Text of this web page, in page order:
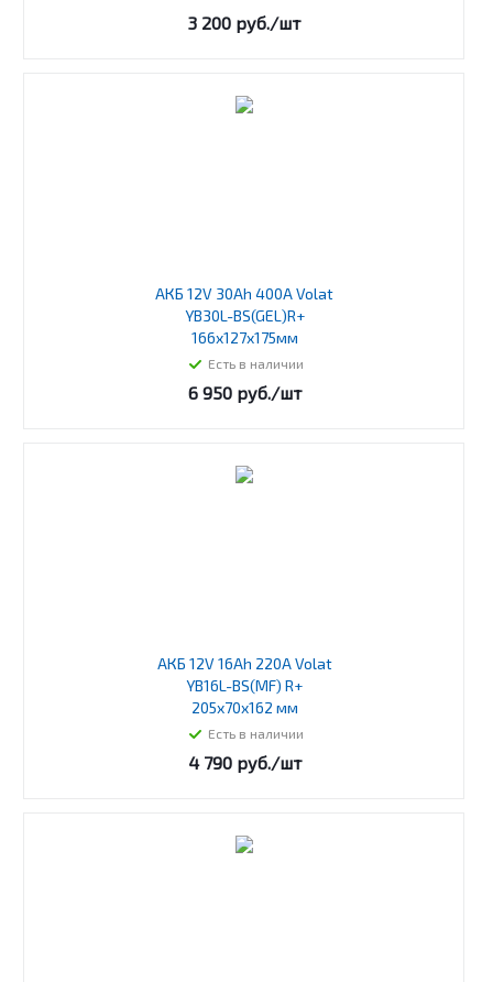
3 200 руб./шт
АКБ 12V 30Ah 400A Volat
YB30L-BS(GEL)R+
166x127x175мм
Есть в наличии
6 950руб./шт
АКБ 12V 16Ah 220A Volat
YB16L-BS(MF) R+
205x70x162 мм
Есть в наличии
4 790руб./шт